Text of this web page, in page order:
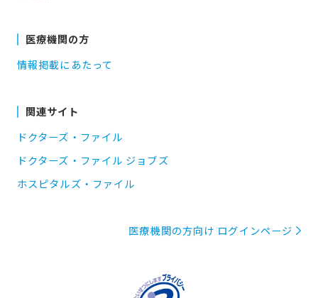
医療機関の方
情報掲載にあたって
関連サイト
ドクターズ・ファイル
ドクターズ・ファイル ジョブズ
ホスピタルズ・ファイル
医療機関の方向け ログインページ